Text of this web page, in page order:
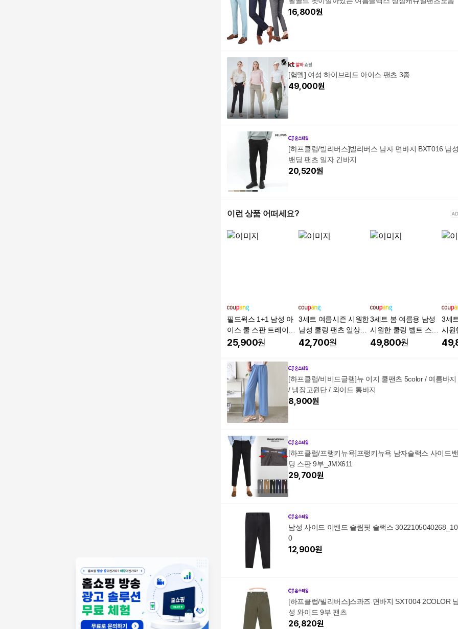
16,800원
[험멜] 여성 하이브리드 아이스 팬츠 3종
49,000원
[하프클럽/빌리버스]빌리버스 남자 면바지 BXT016 남
밴딩 팬츠 일자 긴바지
20,520원
이런 상품 어떠세요?
필드웍스 1+1 남성 아
이스 쿨 스판 트레이닝
팬츠 추리닝 냉감바지
25,900원
3세트 여름시즌 시원한
남성 쿨링 팬츠 일상복
외출복 아웃도어 팬츠
42,700원
3세트 봄 여름용 남성
시원한 쿨링 벨트 스판
바지 일상복 외출복 근
49,800원
3세
시원
바지
[하프클럽/비비드글램]뉴 이지 쿨팬츠 5color / 여름바지
/ 냉장고원단 / 와이드 통바지
8,900원
[하프클럽/프랭키뉴욕]프랭키뉴욕 남자슬랙스 사이드밴
딩 스판 9부_JMX611
29,700원
남성 사이드 이밴드 슬림핏 슬랙스 3022105040268_10
0
12,900원
[하프클럽/빌리버스]스콰즈 면바지 SXT004 2COLOR
성 와이드 9부 팬츠
26,820원